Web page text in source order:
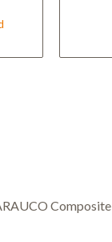
Composite